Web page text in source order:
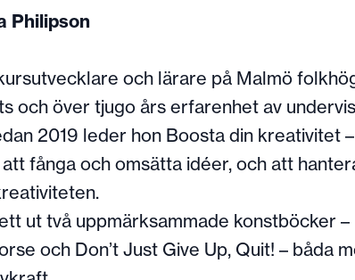
Philipson
och lärare på Malmö
och över tjugo års erfarenhet av
2019 leder hon Boosta din kreativitet
fånga och omsätta idéer, och att
ut två uppmärksammade konstböcker –
och Don’t Just Give Up, Quit! – båda